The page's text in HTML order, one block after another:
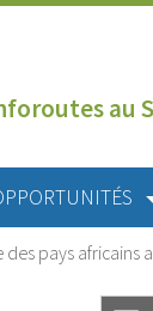
au
pays africains